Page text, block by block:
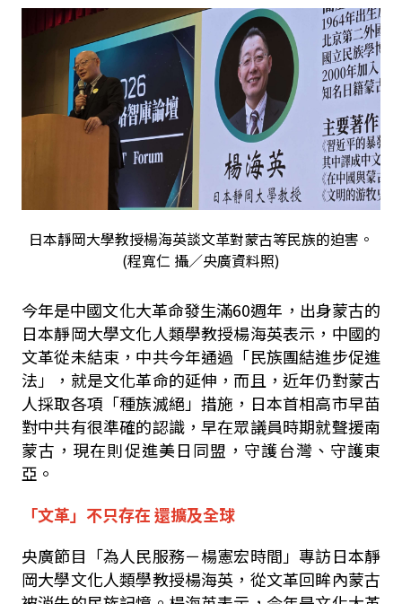
日本靜岡大學教授楊海英談文革對蒙古等民族的迫害。
(程寬仁 攝／央廣資料照)
今年是中國文化大革命發生滿60週年，出身蒙古的
日本靜岡大學文化人類學教授楊海英表示，中國的
文革從未結束，中共今年通過「民族團結進步促進
法」，就是文化革命的延伸，而且，近年仍對蒙古
人採取各項「種族滅絕」措施，日本首相高市早苗
對中共有很準確的認識，早在眾議員時期就聲援南
蒙古，現在則促進美日同盟，守護台灣、守護東
亞。
「文革」不只存在 還擴及全球
央廣節目「為人民服務－楊憲宏時間」專訪日本靜
岡大學文化人類學教授楊海英，從文革回眸內蒙古